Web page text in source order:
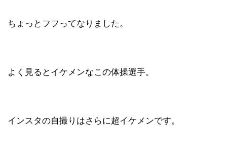
ちょっとフフってなりました。
よく見るとイケメンなこの体操選手。
インスタの自撮りはさらに超イケメンです。